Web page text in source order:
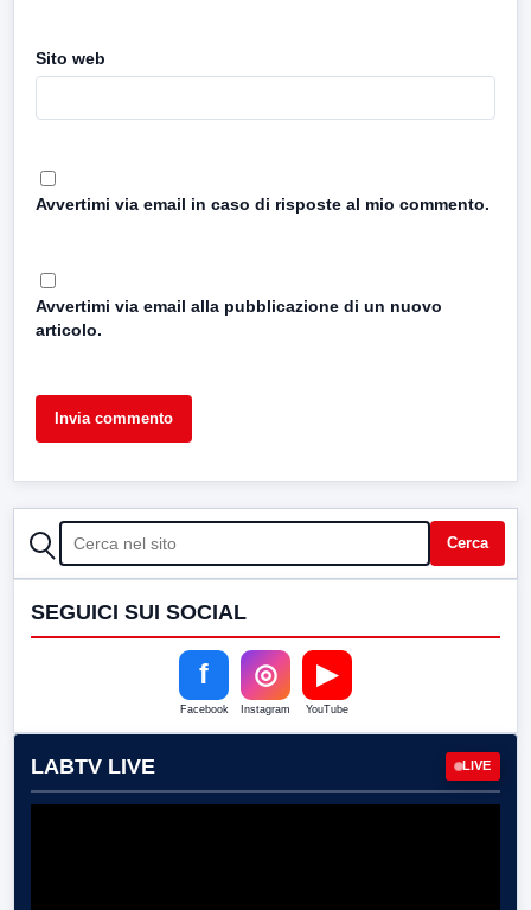
Sito web
Avvertimi via email in caso di risposte al mio commento.
Avvertimi via email alla pubblicazione di un nuovo
articolo.
CERCA Cerca
SEGUICI SUI SOCIAL
f
Facebook
◎
Instagram
▶
YouTube
LABTV LIVE LIVE